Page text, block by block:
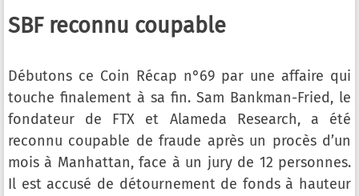
SBF reconnu coupable
Débutons ce Coin Récap n°69 par une affaire qui
touche finalement à sa fin. Sam Bankman-Fried, le
fondateur de FTX et Alameda Research, a été
reconnu coupable de fraude après un procès d’un
mois à Manhattan, face à un jury de 12 personnes.
Il est accusé de détournement de fonds à hauteur